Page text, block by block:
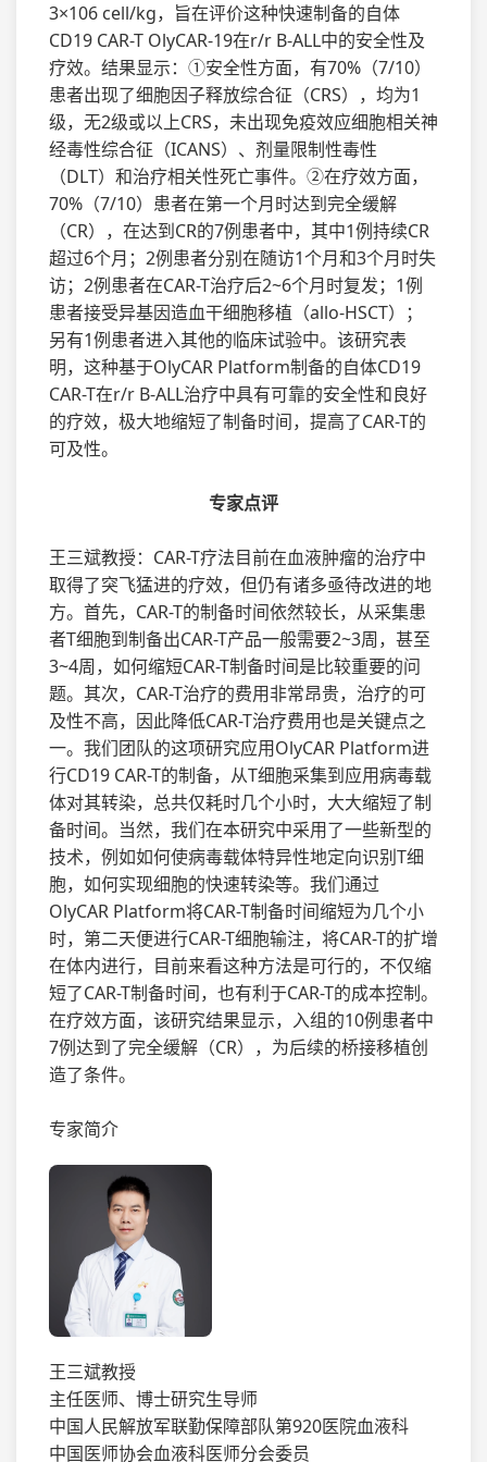
3×106 cell/kg，旨在评价这种快速制备的自体
CD19 CAR-T OlyCAR-19在r/r B-ALL中的安全性及
疗效。结果显示：①安全性方面，有70%（7/10）
患者出现了细胞因子释放综合征（CRS），均为1
级，无2级或以上CRS，未出现免疫效应细胞相关神
经毒性综合征（ICANS）、剂量限制性毒性
（DLT）和治疗相关性死亡事件。②在疗效方面，
70%（7/10）患者在第一个月时达到完全缓解
（CR），在达到CR的7例患者中，其中1例持续CR
超过6个月；2例患者分别在随访1个月和3个月时失
访；2例患者在CAR-T治疗后2~6个月时复发；1例
患者接受异基因造血干细胞移植（allo-HSCT）；
另有1例患者进入其他的临床试验中。该研究表
明，这种基于OlyCAR Platform制备的自体CD19
CAR-T在r/r B-ALL治疗中具有可靠的安全性和良好
的疗效，极大地缩短了制备时间，提高了CAR-T的
可及性。
专家点评
王三斌教授：CAR-T疗法目前在血液肿瘤的治疗中
取得了突飞猛进的疗效，但仍有诸多亟待改进的地
方。首先，CAR-T的制备时间依然较长，从采集患
者T细胞到制备出CAR-T产品一般需要2~3周，甚至
3~4周，如何缩短CAR-T制备时间是比较重要的问
题。其次，CAR-T治疗的费用非常昂贵，治疗的可
及性不高，因此降低CAR-T治疗费用也是关键点之
一。我们团队的这项研究应用OlyCAR Platform进
行CD19 CAR-T的制备，从T细胞采集到应用病毒载
体对其转染，总共仅耗时几个小时，大大缩短了制
备时间。当然，我们在本研究中采用了一些新型的
技术，例如如何使病毒载体特异性地定向识别T细
胞，如何实现细胞的快速转染等。我们通过
OlyCAR Platform将CAR-T制备时间缩短为几个小
时，第二天便进行CAR-T细胞输注，将CAR-T的扩增
在体内进行，目前来看这种方法是可行的，不仅缩
短了CAR-T制备时间，也有利于CAR-T的成本控制。
在疗效方面，该研究结果显示，入组的10例患者中
7例达到了完全缓解（CR），为后续的桥接移植创
造了条件。
专家简介
王三斌教授
主任医师、博士研究生导师
中国人民解放军联勤保障部队第920医院血液科
中国医师协会血液科医师分会委员